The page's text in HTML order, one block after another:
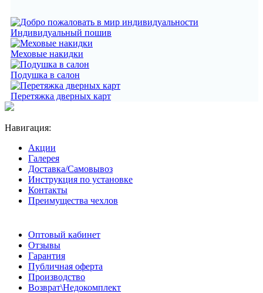
Индивидуальный пошив
Меховые накидки
Подушка в салон
Перетяжка дверных карт
Навигация:
Акции
Галерея
Доставка/Самовывоз
Инструкция по установке
Контакты
Преимущества чехлов
Оптовый кабинет
Отзывы
Гарантия
Публичная оферта
Производство
Возврат\Недокомплект